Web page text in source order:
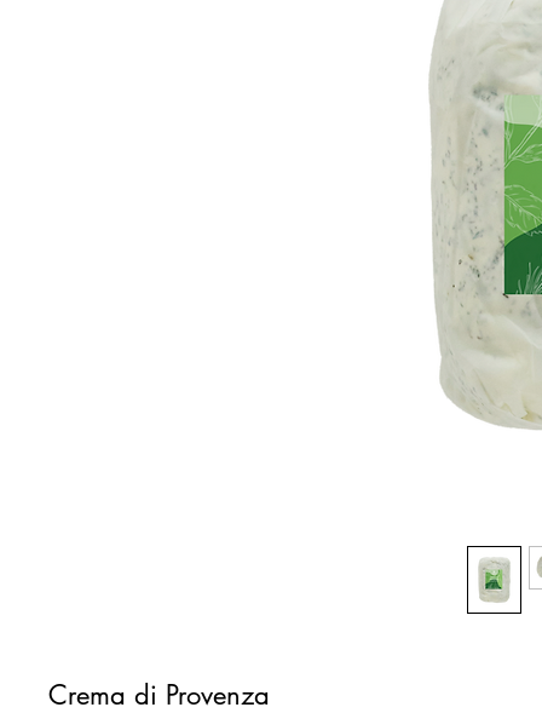
Crema di Provenza